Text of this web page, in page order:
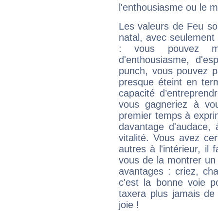
l'enthousiasme ou le
Les valeurs de Feu
natal, avec
: vous pouvez
d'enthousiasme,
punch, vous pouvez
presque éteint en
capacité
vous gagneriez à
premier temps à
davantage
vitalité. Vous avez
autres à l'intérieur, il
vous de la montrer
avantages : criez,
c'est la bonne voie
taxera plus jamais
joie !